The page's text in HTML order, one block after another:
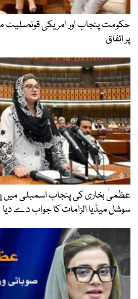
حکومت پنجاب اور امریکی قونصلیٹ
پر اتفاق
عظمیٰ بخاری کی پنجاب اسمبلی میں
سوشل میڈیا الزامات کا جواب دے دیا